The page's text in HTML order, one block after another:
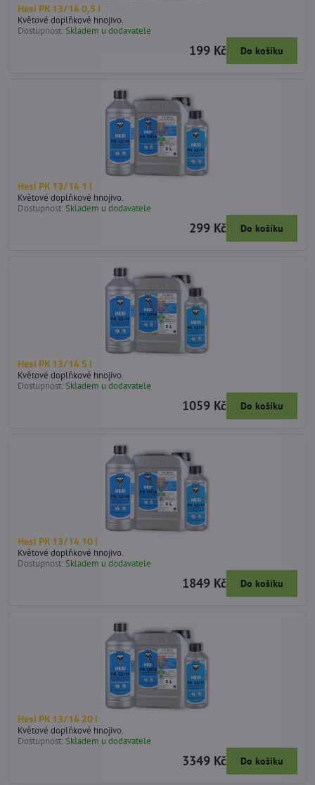
Hesi PK 13/14 0,5 l
Květové doplňkové hnojivo.
Dostupnost:Skladem u dodavatele
199 Kč Do košíku
Hesi PK 13/14 1 l
Květové doplňkové hnojivo.
Dostupnost:Skladem u dodavatele
299 Kč Do košíku
Hesi PK 13/14 5 l
Květové doplňkové hnojivo.
Dostupnost:Skladem u dodavatele
1059 Kč Do košíku
Hesi PK 13/14 10 l
Květové doplňkové hnojivo.
Dostupnost:Skladem u dodavatele
1849 Kč Do košíku
Hesi PK 13/14 20 l
Květové doplňkové hnojivo.
Dostupnost:Skladem u dodavatele
3349 Kč Do košíku